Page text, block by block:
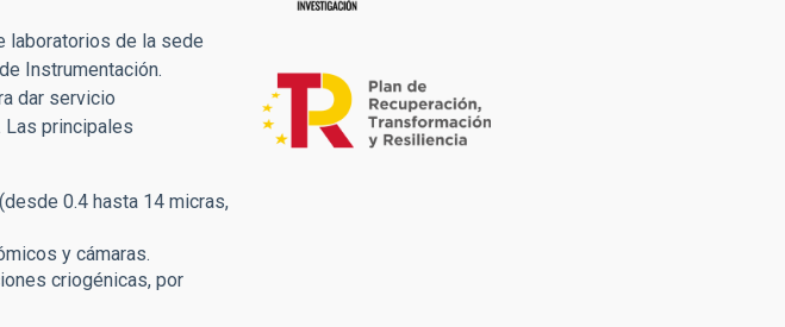
laboratorios de la sede
Instrumentación.
dar servicio
Las principales
0.4 hasta 14 micras,
y cámaras.
criogénicas, por